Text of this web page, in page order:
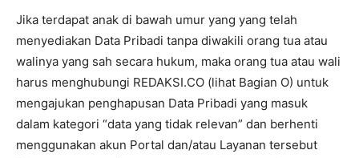
Jika terdapat anak di bawah umur yang yang telah
menyediakan Data Pribadi tanpa diwakili orang tua atau
walinya yang sah secara hukum, maka orang tua atau wali
harus menghubungi REDAKSI.CO (lihat Bagian O) untuk
mengajukan penghapusan Data Pribadi yang masuk
dalam kategori “data yang tidak relevan” dan berhenti
menggunakan akun Portal dan/atau Layanan tersebut